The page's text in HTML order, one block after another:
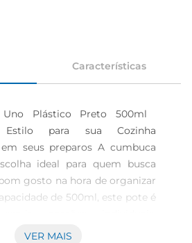
Características
Uno Plástico Preto 500ml
para sua Cozinha
seus preparos A cumbuca
ideal para quem busca
gosto na hora de organizar
de 500ml, este pote é
ou até mesmo para
VER MAIS